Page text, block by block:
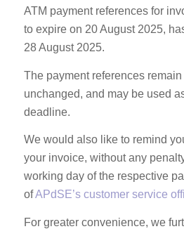
ATM payment references for
to expire on 20 August 2025,
28 August 2025.
The payment references
unchanged, and may be used
deadline.
We would also like to remind
your invoice, without any
working day of the respective
ofAPdSE’s customer service
For greater convenience, we